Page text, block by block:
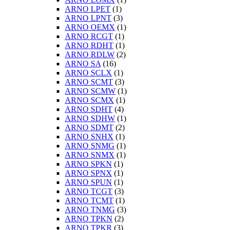
ARNO LPET (1)
ARNO LPNT (3)
ARNO OEMX (1)
ARNO RCGT (1)
ARNO RDHT (1)
ARNO RDLW (2)
ARNO SA (16)
ARNO SCLX (1)
ARNO SCMT (3)
ARNO SCMW (1)
ARNO SCMX (1)
ARNO SDHT (4)
ARNO SDHW (1)
ARNO SDMT (2)
ARNO SNHX (1)
ARNO SNMG (1)
ARNO SNMX (1)
ARNO SPKN (1)
ARNO SPNX (1)
ARNO SPUN (1)
ARNO TCGT (3)
ARNO TCMT (1)
ARNO TNMG (3)
ARNO TPKN (2)
ARNO TPKR (3)